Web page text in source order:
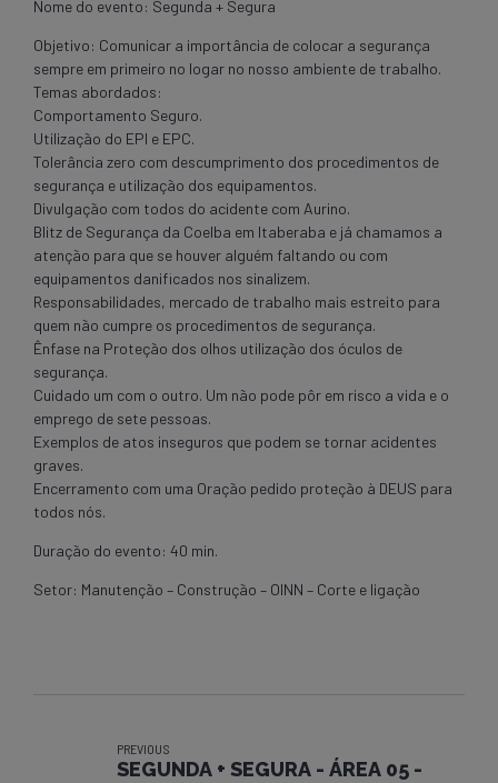
Nome do evento: Segunda + Segura
Objetivo: Comunicar a importância de colocar a segurança
sempre em primeiro no logar no nosso ambiente de trabalho.
Temas abordados:
Comportamento Seguro.
Utilização do EPI e EPC.
Tolerância zero com descumprimento dos procedimentos de
segurança e utilização dos equipamentos.
Divulgação com todos do acidente com Aurino.
Blitz de Segurança da Coelba em Itaberaba e já chamamos a
atenção para que se houver alguém faltando ou com
equipamentos danificados nos sinalizem.
Responsabilidades, mercado de trabalho mais estreito para
quem não cumpre os procedimentos de segurança.
Ênfase na Proteção dos olhos utilização dos óculos de
segurança.
Cuidado um com o outro. Um não pode pôr em risco a vida e o
emprego de sete pessoas.
Exemplos de atos inseguros que podem se tornar acidentes
graves.
Encerramento com uma Oração pedido proteção à DEUS para
todos nós.
Duração do evento: 40 min.
Setor: Manutenção – Construção – OINN – Corte e ligação
PREVIOUS
SEGUNDA + SEGURA - ÁREA 05 -